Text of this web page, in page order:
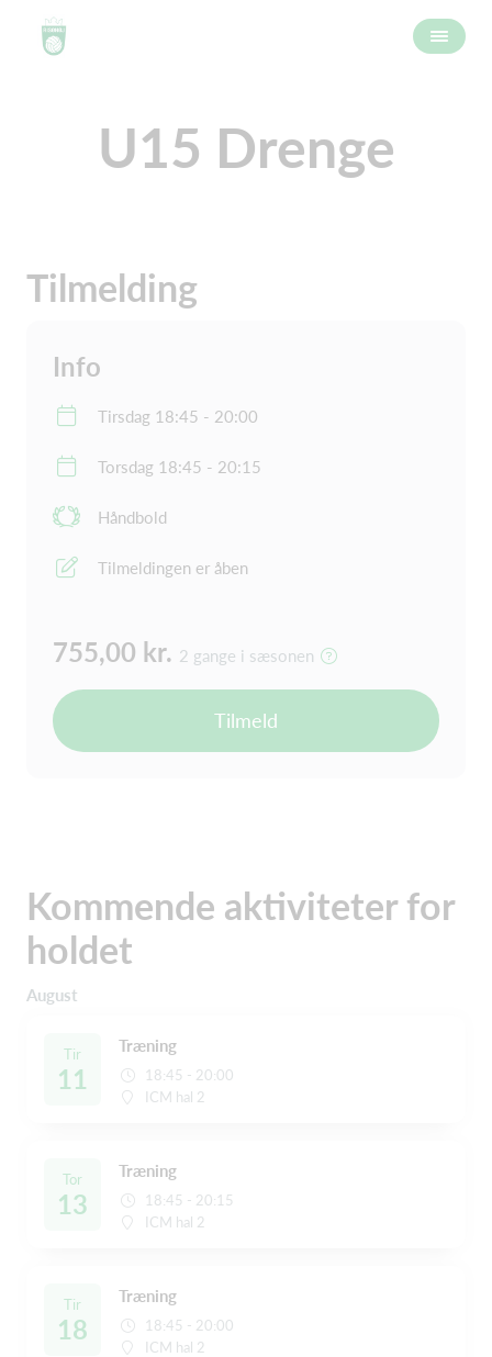
U15 Drenge
Tilmelding
Info
Tirsdag 18:45 - 20:00
Torsdag 18:45 - 20:15
Håndbold
Tilmeldingen er åben
755,00 kr. 2 gange i sæsonen
Tilmeld
Kommende aktiviteter for
holdet
August
Tir
11
Træning
18:45 - 20:00
ICM hal 2
Tor
13
Træning
18:45 - 20:15
ICM hal 2
Tir
18
Træning
18:45 - 20:00
ICM hal 2